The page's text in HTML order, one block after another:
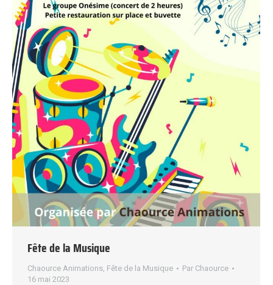
Fête de la Musique
Chaource Animations, Fête de la Musique Par Chaource
16 mai 2023